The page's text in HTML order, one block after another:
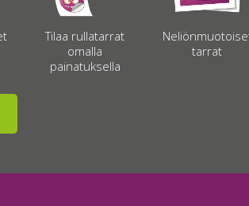
Tilaa rullatarrat
omalla
painatuksella
tarrat